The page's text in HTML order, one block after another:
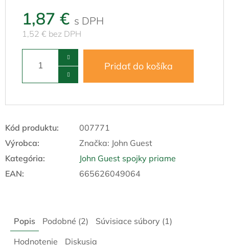
1,87 €
1,52 € bez DPH
Pridať do košíka
Kód produktu:
007771
Výrobca:
Značka: John Guest
Kategória:
John Guest spojky priame
EAN: 665626049064
Popis Podobné (2)
Súvisiace súbory (1)
Hodnotenie
Diskusia